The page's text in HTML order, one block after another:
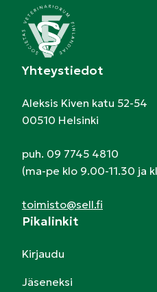
Yhteystiedot
Aleksis Kiven katu 52-54
00510 Helsinki
puh. 09 7745 4810
(ma-pe klo 9.00-11.30 ja
toimisto@sell.fi
Pikalinkit
Kirjaudu
Jäseneksi